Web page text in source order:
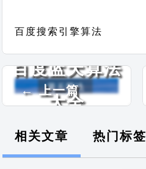
百度搜索引擎算法
← 上一篇
百度蓝天算法
大全
相关文章 热门标签